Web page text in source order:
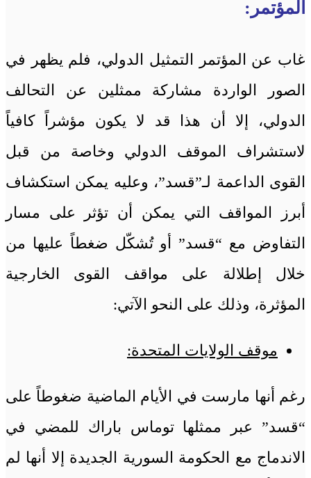
المؤتمر:
غاب عن المؤتمر التمثيل الدولي، فلم يظهر في
الصور الواردة مشاركة ممثلين عن التحالف
الدولي، إلا أن هذا قد لا يكون مؤشراً كافياً
لاستشراف الموقف الدولي وخاصة من قبل
القوى الداعمة لـ”قسد”، وعليه يمكن استكشاف
أبرز المواقف التي يمكن أن تؤثر على مسار
التفاوض مع “قسد” أو تُشكّل ضغطاً عليها من
خلال إطلالة على مواقف القوى الخارجية
المؤثرة، وذلك على النحو الآتي:
موقف الولايات المتحدة:
رغم أنها مارست في الأيام الماضية ضغوطاً على
“قسد” عبر ممثلها توماس باراك للمضي في
الاندماج مع الحكومة السورية الجديدة إلا أنها لم